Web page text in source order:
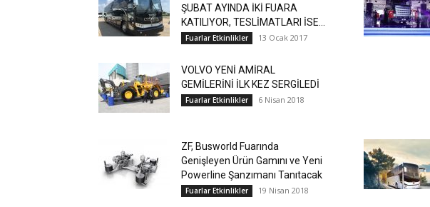
ŞUBAT AYINDA İKİ FUARA
KATILIYOR, TESLİMATLARI İSE...
Fuarlar Etkinlikler 13 Ocak 2017
VOLVO YENİ AMİRAL
GEMİLERİNİ İLK KEZ SERGİLEDİ
Fuarlar Etkinlikler 6 Nisan 2018
ZF, Busworld Fuarında
Genişleyen Ürün Gamını ve Yeni
Powerline Şanzımanı Tanıtacak
Fuarlar Etkinlikler 19 Nisan 2018